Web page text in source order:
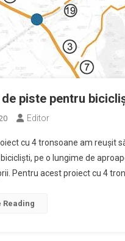
piste pentru
Editor
cu 4 tronsoane am reușit
pe o lungime de
Pentru acest proiect cu 4
Reading